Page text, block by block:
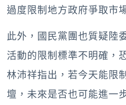
過度限制地方政府爭取市
此外，國民黨團也質疑陸
活動的限制標準不明確，
林沛祥指出，若今天能限
壇，未來是否也可能進一